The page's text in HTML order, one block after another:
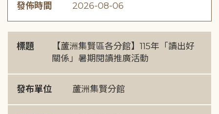
發佈時間 2026-08-06
標題
【蘆洲集賢區各分館】115年「讀出好
關係」暑期閱讀推廣活動
發布單位 蘆洲集賢分館